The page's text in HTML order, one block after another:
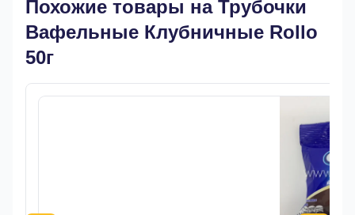
Похожие товары на Трубочки
Вафельные Клубничные Rollo
50г